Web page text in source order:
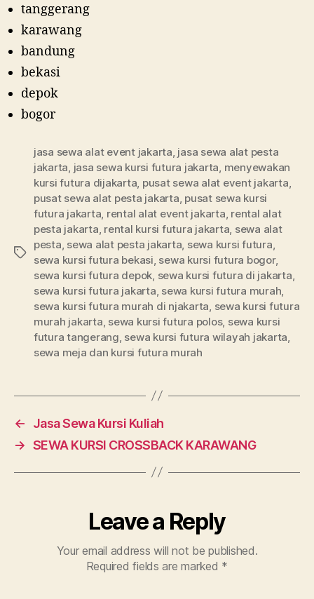
tanggerang
karawang
bandung
bekasi
depok
bogor
Tags
jasa sewa alat event jakarta jasa sewa alat pesta
jakarta jasa sewa kursi futura jakarta menyewakan
kursi futura dijakarta pusat sewa alat event jakarta
pusat sewa alat pesta jakarta pusat sewa kursi
futura jakarta rental alat event jakarta rental alat
pesta jakarta rental kursi futura jakarta sewa alat
pesta sewa alat pesta jakarta sewa kursi futura
sewa kursi futura bekasi sewa kursi futura bogor,
sewa kursi futura depok sewa kursi futura di jakarta
sewa kursi futura jakarta sewa kursi futura murah
sewa kursi futura murah di njakarta sewa kursi futura
murah jakarta sewa kursi futura polos, sewa kursi
futura tangerang sewa kursi futura wilayah jakarta
sewa meja dan kursi futura murah
←
Jasa Sewa Kursi Kuliah
→ SEWA KURSI CROSSBACK KARAWANG
Leave a Reply
Your email address will not be published.
Required fields are marked *